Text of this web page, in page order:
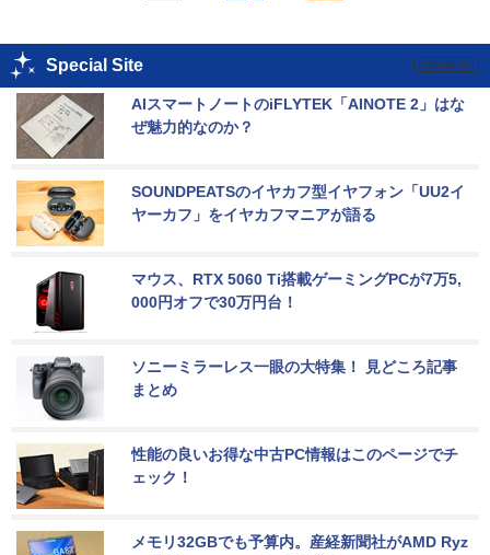
Special Site
AIスマートノートのiFLYTEK「AINOTE 2」はな
ぜ魅力的なのか？
SOUNDPEATSのイヤカフ型イヤフォン「UU2イ
ヤーカフ」をイヤカフマニアが語る
マウス、RTX 5060 Ti搭載ゲーミングPCが7万5,
000円オフで30万円台！
ソニーミラーレス一眼の大特集！ 見どころ記事
まとめ
性能の良いお得な中古PC情報はこのページでチ
ェック！
メモリ32GBでも予算内。産経新聞社がAMD Ryz